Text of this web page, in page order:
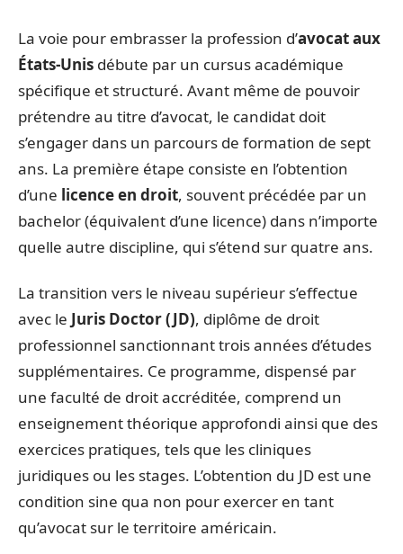
La voie pour embrasser la profession d’avocat aux
États-Unis débute par un cursus académique
spécifique et structuré. Avant même de pouvoir
prétendre au titre d’avocat, le candidat doit
s’engager dans un parcours de formation de sept
ans. La première étape consiste en l’obtention
d’une licence en droit, souvent précédée par un
bachelor (équivalent d’une licence) dans n’importe
quelle autre discipline, qui s’étend sur quatre ans.
La transition vers le niveau supérieur s’effectue
avec le Juris Doctor (JD), diplôme de droit
professionnel sanctionnant trois années d’études
supplémentaires. Ce programme, dispensé par
une faculté de droit accréditée, comprend un
enseignement théorique approfondi ainsi que des
exercices pratiques, tels que les cliniques
juridiques ou les stages. L’obtention du JD est une
condition sine qua non pour exercer en tant
qu’avocat sur le territoire américain.